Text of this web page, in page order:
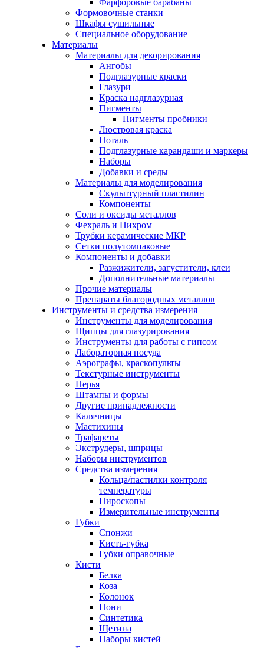
Фарфоровые барабаны
Формовочные станки
Шкафы сушильные
Специальное оборудование
Материалы
Материалы для декорирования
Ангобы
Подглазурные краски
Глазури
Краска надглазурная
Пигменты
Пигменты пробники
Люстровая краска
Поталь
Подглазурные карандаши и маркеры
Наборы
Добавки и среды
Материалы для моделирования
Скульптурный пластилин
Компоненты
Соли и оксиды металлов
Фехраль и Нихром
Трубки керамические МКР
Сетки полутомпаковые
Компоненты и добавки
Разжижители, загустители, клеи
Дополнительные материалы
Прочие материалы
Препараты благородных металлов
Инструменты и средства измерения
Инструменты для моделирования
Щипцы для глазурирования
Инструменты для работы с гипсом
Лабораторная посуда
Аэрографы, краскопульты
Текстурные инструменты
Перья
Штампы и формы
Другие принадлежности
Калячницы
Мастихины
Трафареты
Экструдеры, шприцы
Наборы инструментов
Средства измерения
Кольца/пастилки контроля
температуры
Пироскопы
Измерительные инструменты
Губки
Спонжи
Кисть-губка
Губки оправочные
Кисти
Белка
Коза
Колонок
Пони
Синтетика
Щетина
Наборы кистей